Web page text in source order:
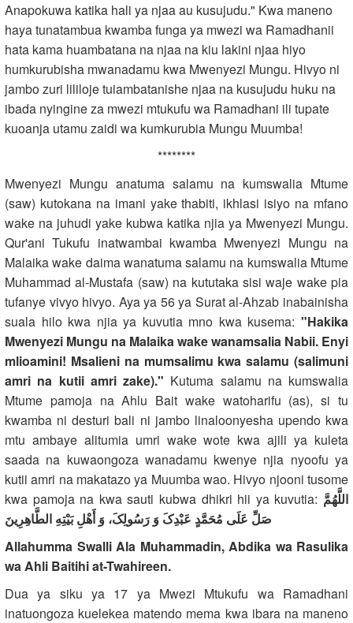
Anapokuwa katika hali ya njaa au kusujudu." Kwa maneno
haya tunatambua kwamba funga ya mwezi wa Ramadhanii
hata kama huambatana na njaa na kiu lakini njaa hiyo
humkurubisha mwanadamu kwa Mwenyezi Mungu. Hivyo ni
jambo zuri lililoje tuiambatanishe njaa na kusujudu huku na
ibada nyingine za mwezi mtukufu wa Ramadhani ili tupate
kuoanja utamu zaidi wa kumkurubia Mungu Muumba!
********
Mwenyezi Mungu anatuma salamu na kumswalia Mtume
(saw) kutokana na imani yake thabiti, ikhlasi isiyo na mfano
wake na juhudi yake kubwa katika njia ya Mwenyezi Mungu.
Qur'ani Tukufu inatwambai kwamba Mwenyezi Mungu na
Malaika wake daima wanatuma salamu na kumswalia Mtume
Muhammad al-Mustafa (saw) na kututaka sisi waje wake pia
tufanye vivyo hivyo. Aya ya 56 ya Surat al-Ahzab inabainisha
suala hilo kwa njia ya kuvutia mno kwa kusema: "Hakika
Mwenyezi Mungu na Malaika wake wanamsalia Nabii. Enyi
mlioamini! Msalieni na mumsalimu kwa salamu (salimuni
amri na kutii amri zake)." Kutuma salamu na kumswalia
Mtume pamoja na Ahlu Bait wake watoharifu (as), si tu
kwamba ni desturi bali ni jambo linaloonyesha upendo kwa
mtu ambaye alitumia umri wake wote kwa ajili ya kuleta
saada na kuwaongoza wanadamu kwenye njia nyoofu ya
kutii amri na makatazo ya Muumba wao. Hivyo njooni tusome
kwa pamoja na kwa sauti kubwa dhikri hii ya kuvutia:
صَلِّ عَلَى مُحَمَّدٍ عَبْدِکَ وَ رَسُولِکَ، وَ أَهْلِ بَیْتِهِ الطَّاهِرِینَ
Allahumma Swalli Ala Muhammadin, Abdika wa Rasulika
wa Ahli Baitihi at-Twahireen.
Dua ya siku ya 17 ya Mwezi Mtukufu wa Ramadhani
inatuongoza kuelekea matendo mema kwa ibara na maneno